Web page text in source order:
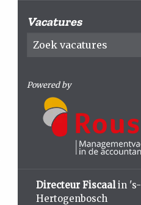
Vacatures
Powered by
Directeur Fiscaalin 's-
Hertogenbosch